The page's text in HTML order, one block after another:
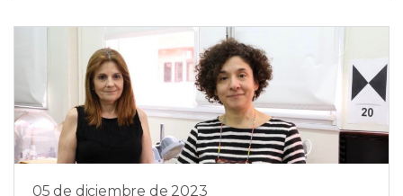
05 de diciembre de 2023